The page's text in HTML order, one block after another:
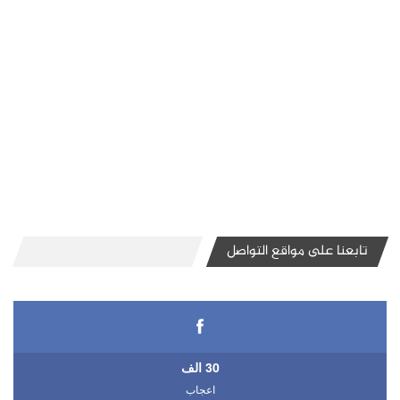
تابعنا على مواقع التواصل
30 الف
اعجاب